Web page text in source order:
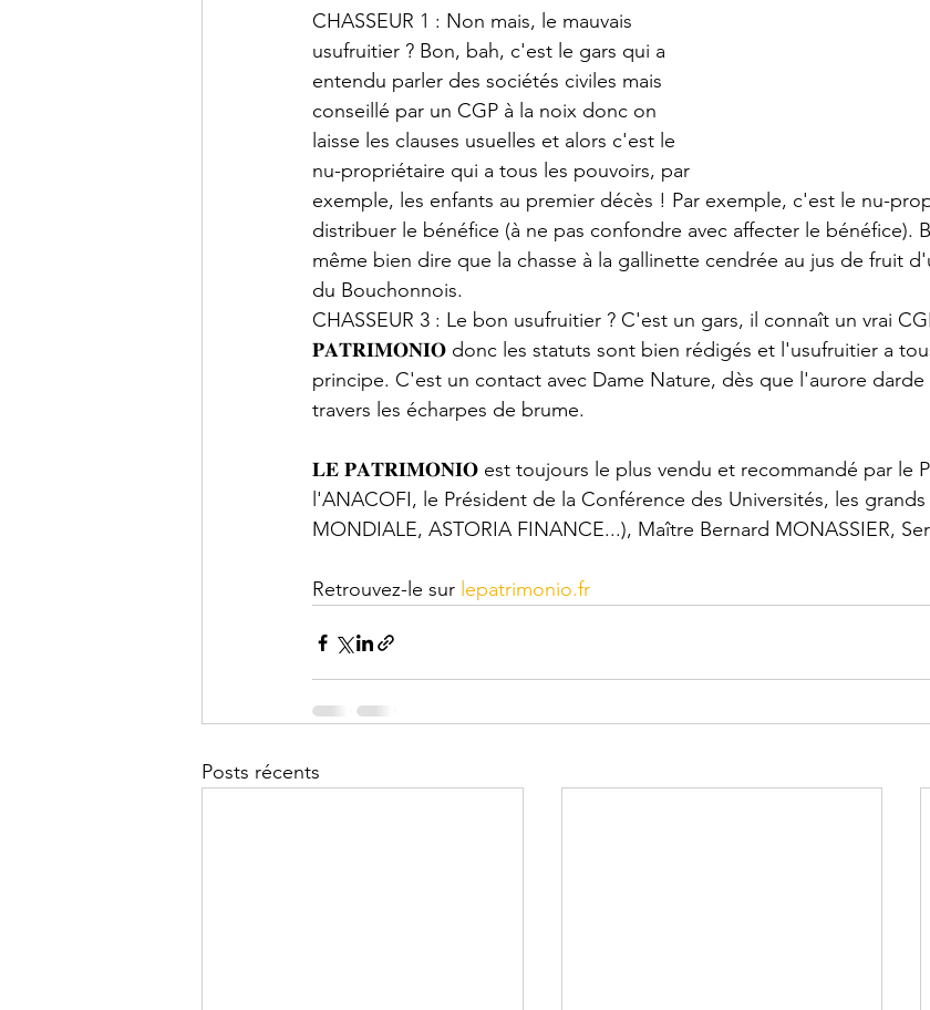
CHASSEUR 1 : Non mais, le mauvais
usufruitier ? Bon, bah, c'est le gars qui a
entendu parler des sociétés civiles mais
conseillé par un CGP à la noix donc on
laisse les clauses usuelles et alors c'est le
nu-propriétaire qui a tous les pouvoirs, par
exemple, les enfants au premier décès ! Par exemple, c'est le nu-
distribuer le bénéfice (à ne pas confondre avec affecter le bénéfice).
même bien dire que la chasse à la gallinette cendrée au jus de fruit
du Bouchonnois.
CHASSEUR 3 : Le bon usufruitier ? C'est un gars, il connaît un vrai
𝐏𝐀𝐓𝐑𝐈𝐌𝐎𝐍𝐈𝐎 donc les statuts sont bien rédigés et l'usufruitier a
principe. C'est un contact avec Dame Nature, dès que l'aurore darde
travers les écharpes de brume.
𝐋𝐄 𝐏𝐀𝐓𝐑𝐈𝐌𝐎𝐍𝐈𝐎 est toujours le plus vendu et recommandé par le
l'ANACOFI, le Président de la Conférence des Universités, les
MONDIALE, ASTORIA FINANCE...), Maître Bernard MONASSIER,
Retrouvez-le sur lepatrimonio.fr
Posts récents